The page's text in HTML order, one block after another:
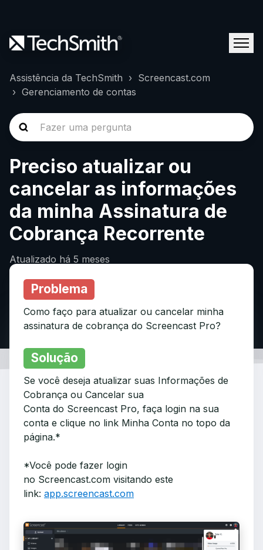
Assistência da TechSmith
Screencast.com
Gerenciamento de contas
Preciso atualizar ou
cancelar as informações
da minha Assinatura de
Cobrança Recorrente
Atualizado há 5 meses
Problema
Como faço para atualizar ou cancelar minha
assinatura de cobrança do Screencast Pro?
Solução
Se você deseja atualizar suas Informações de
Cobrança ou Cancelar sua
Conta do Screencast Pro, faça login na sua
conta e clique no link Minha Conta no topo da
página.*
*Você pode fazer login
no Screencast.com visitando este
link: app.screencast.com